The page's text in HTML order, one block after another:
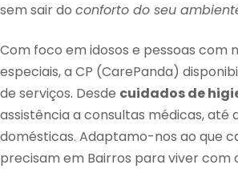
sem sair do conforto do seu
Com foco em idosos e pessoas com
especiais, a CP (CarePanda)
de serviços. Desde cuidados de
assistência a consultas médicas, até
domésticas. Adaptamo-nos ao que
precisam em Bairros para viver com